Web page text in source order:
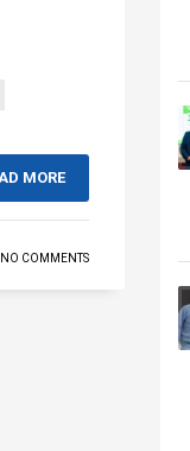
MORE
NO COMMENTS